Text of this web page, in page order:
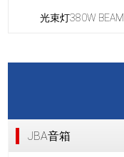
光束灯380W BEAM
JBA音箱